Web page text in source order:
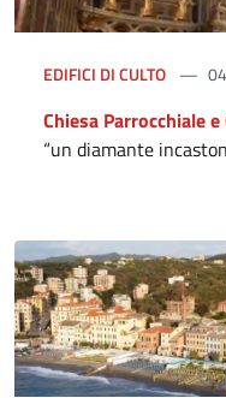
EDIFICI DI CULTO
Chiesa Parrocchiale
“un diamante